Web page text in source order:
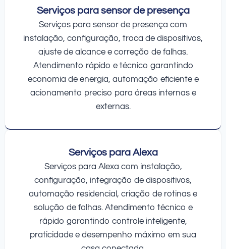
Serviços para sensor de presença
Serviços para sensor de presença com
instalação, configuração, troca de dispositivos,
ajuste de alcance e correção de falhas.
Atendimento rápido e técnico garantindo
economia de energia, automação eficiente e
acionamento preciso para áreas internas e
externas.
Serviços para Alexa
Serviços para Alexa com instalação,
configuração, integração de dispositivos,
automação residencial, criação de rotinas e
solução de falhas. Atendimento técnico e
rápido garantindo controle inteligente,
praticidade e desempenho máximo em sua